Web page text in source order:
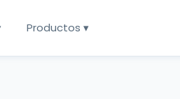
Productos ▾